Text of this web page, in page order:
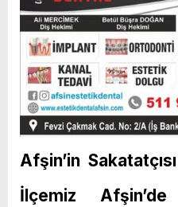
Afşin’in Sakatatçısı
İlçemiz